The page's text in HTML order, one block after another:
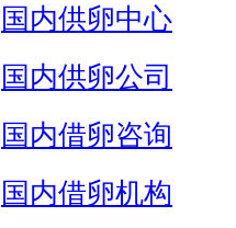
国内供卵中心
国内供卵公司
国内借卵咨询
国内借卵机构